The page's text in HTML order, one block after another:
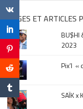
clip
&
musique,
click
sur
le
mois
de
la
sortie
PAGES ET ARTICLES
BU$HI
2023
Pix’l «
SAÏK x